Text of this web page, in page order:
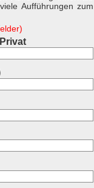
Aufführungen zum